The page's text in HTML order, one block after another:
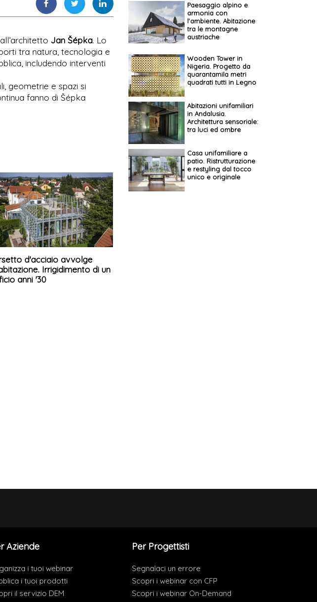
Jan Šépka. Lo
tra natura, tecnologia e
includendo interventi
geometrie e spazi si
fanno di Šépka
d'acciaio avvolge
Irrigidimento di un
anni '30
Paesaggio alpino e
armonia con
l'ambiente. Abitazione
tra le montagne
austriache
Wooden Tower in
Nigeria. Progetto da
quarantamila metri
quadrati tutti in Legno
Abitazioni unifamiliari
in Andalusia.
Architettura sensoriale:
tra luci ed ombre
Casa unifamiliare a
patio. Ristrutturazione
e restyling dal tocco
unico e originale
Aziende
i tuoi webinar
i tuoi prodotti
il servizio DEM
Per Progettisti
Segnalaci un errore
Scopri i webinar con CFP
Scopri i webinar On-Demand